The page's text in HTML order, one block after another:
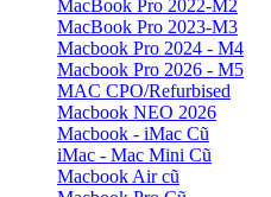
MacBook Pro 2022-M2
MacBook Pro 2023-M3
Macbook Pro 2024 - M4
Macbook Pro 2026 - M5
MAC CPO/Refurbised
Macbook NEO 2026
Macbook - iMac Cũ
iMac - Mac Mini Cũ
Macbook Air cũ